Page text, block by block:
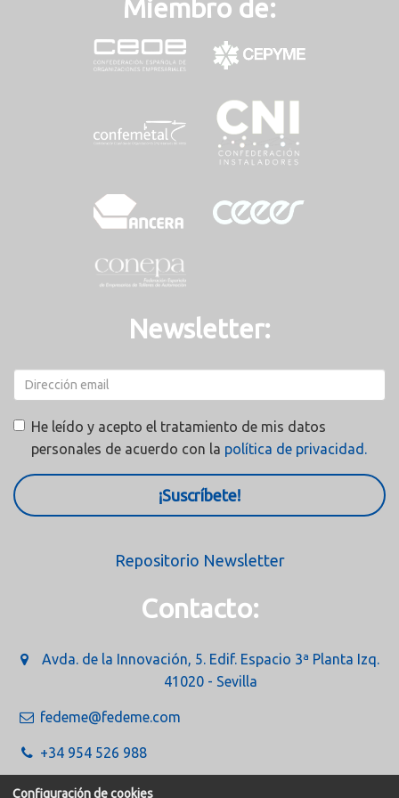
Miembro de:
Newsletter:
He leído y acepto el tratamiento de mis datos
personales de acuerdo con la política de privacidad.
¡Suscríbete!
Repositorio Newsletter
Contacto:
Avda. de la Innovación, 5. Edif. Espacio 3ª Planta Izq.
41020 - Sevilla
fedeme@fedeme.com
+34 954 526 988
Configuración de cookies